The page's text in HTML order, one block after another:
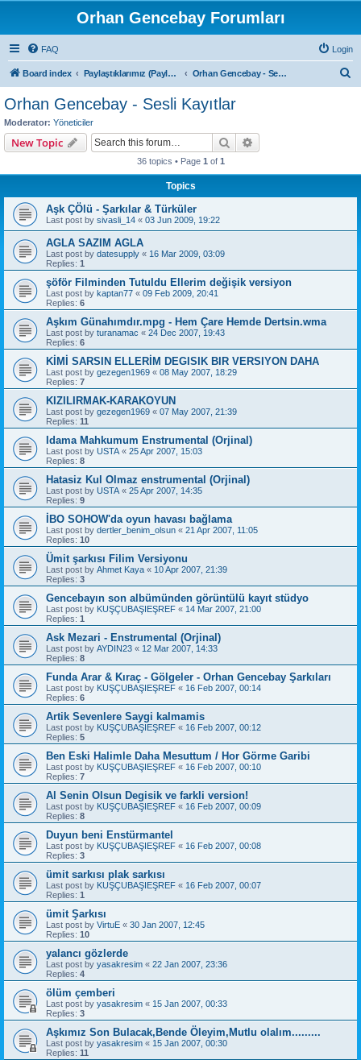
Orhan Gencebay Forumları
FAQ Login
Board index Paylaştıklarımız (Paylaşım Kurallarını Mutlaka Okuyunuz) Orhan Gencebay - Sesli Kayıtlar
Orhan Gencebay - Sesli Kayıtlar
Moderator: Yöneticiler
New Topic Search
36 topics • Page 1 of 1
Topics
Aşk ÇÖlü - Şarkılar & Türküler
Last post by sivasli_14 « 03 Jun 2009, 19:22
AGLA SAZIM AGLA
Last post by datesupply « 16 Mar 2009, 03:09
Replies: 1
şöför Filminden Tutuldu Ellerim değişik versiyon
Last post by kaptan77 « 09 Feb 2009, 20:41
Replies: 6
Aşkım Günahımdır.mpg - Hem Çare Hemde Dertsin.wma
Last post by turanamac « 24 Dec 2007, 19:43
Replies: 6
KİMİ SARSIN ELLERİM DEGISIK BIR VERSIYON DAHA
Last post by gezegen1969 « 08 May 2007, 18:29
Replies: 7
KIZILIRMAK-KARAKOYUN
Last post by gezegen1969 « 07 May 2007, 21:39
Replies: 11
Idama Mahkumum Enstrumental (Orjinal)
Last post by USTA « 25 Apr 2007, 15:03
Replies: 8
Hatasiz Kul Olmaz enstrumental (Orjinal)
Last post by USTA « 25 Apr 2007, 14:35
Replies: 9
İBO SOHOW'da oyun havası bağlama
Last post by dertler_benim_olsun « 21 Apr 2007, 11:05
Replies: 10
Ümit şarkısı Filim Versiyonu
Last post by Ahmet Kaya « 10 Apr 2007, 21:39
Replies: 3
Gencebayın son albümünden görüntülü kayıt stüdyo
Last post by KUŞÇUBAŞIEŞREF « 14 Mar 2007, 21:00
Replies: 1
Ask Mezari - Enstrumental (Orjinal)
Last post by AYDIN23 « 12 Mar 2007, 14:33
Replies: 8
Funda Arar & Kıraç - Gölgeler - Orhan Gencebay Şarkıları
Last post by KUŞÇUBAŞIEŞREF « 16 Feb 2007, 00:14
Replies: 6
Artik Sevenlere Saygi kalmamis
Last post by KUŞÇUBAŞIEŞREF « 16 Feb 2007, 00:12
Replies: 5
Ben Eski Halimle Daha Mesuttum / Hor Görme Garibi
Last post by KUŞÇUBAŞIEŞREF « 16 Feb 2007, 00:10
Replies: 7
Al Senin Olsun Degisik ve farkli version!
Last post by KUŞÇUBAŞIEŞREF « 16 Feb 2007, 00:09
Replies: 8
Duyun beni Enstürmantel
Last post by KUŞÇUBAŞIEŞREF « 16 Feb 2007, 00:08
Replies: 3
ümit sarkısı plak sarkısı
Last post by KUŞÇUBAŞIEŞREF « 16 Feb 2007, 00:07
Replies: 1
ümit Şarkısı
Last post by VirtuE « 30 Jan 2007, 12:45
Replies: 10
yalancı gözlerde
Last post by yasakresim « 22 Jan 2007, 23:36
Replies: 4
ölüm çemberi
Last post by yasakresim « 15 Jan 2007, 00:33
Replies: 3
Aşkımız Son Bulacak,Bende Öleyim,Mutlu olalım.........
Last post by yasakresim « 15 Jan 2007, 00:30
Replies: 11